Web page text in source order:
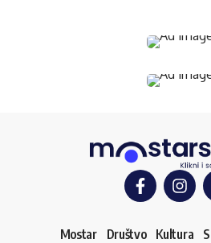
Mostar Društvo Kultura